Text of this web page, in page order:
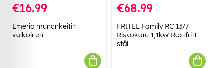
€16.99
Emerio munankeitin
valkoinen
€68.99
FRITEL Family RC 1377
Riskokare 1,1kW Rostfritt
stål